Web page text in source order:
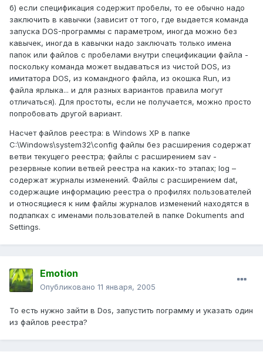
б) если спецификация содержит пробелы, то ее обычно надо
заключить в кавычки (зависит от того, где выдается команда
запуска DOS-программы с параметром, иногда можно без
кавычек, иногда в кавычки надо заключать только имена
папок или файлов с пробелами внутри спецификации файла -
поскольку команда может выдаваться из чистой DOS, из
имитатора DOS, из командного файла, из окошка Run, из
файла ярлыка... и для разных вариантов правила могут
отличаться). Для простоты, если не получается, можно просто
попробовать другой вариант.
Насчет файлов реестра: в Windows XP в папке
C:\Windows\system32\config файлы без расширения содержат
ветви текущего реестра; файлы с расширением sav -
резервные копии ветвей реестра на каких-то этапах; log –
содержат журналы изменений. Файлы с расширением dat,
содержащие информацию реестра о профилях пользователей
и относящиеся к ним файлы журналов изменений находятся в
подпапках с именами пользователей в папке Dokuments and
Settings.
Emotion
Опубликовано 11 января, 2005
То есть нужно зайти в Dos, запустить пограмму и указать один
из файлов реестра?